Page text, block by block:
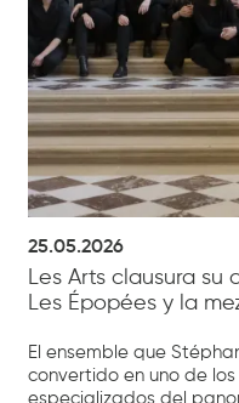
25.05.2026
Les Arts clausura
Les Épopées y la
El ensemble que
convertido en uno de
especializados del